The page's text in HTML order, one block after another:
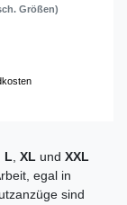
Größen)
L XL und XXL
egal in
sind